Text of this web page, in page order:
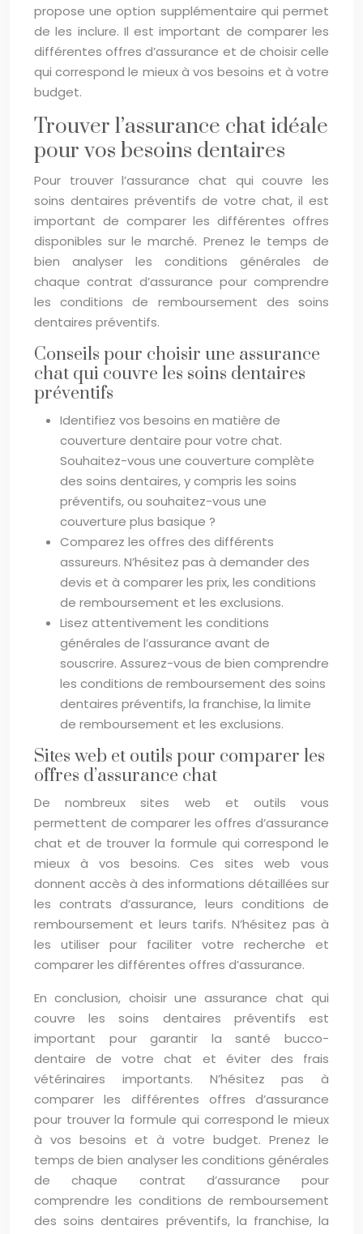
propose une option supplémentaire qui permet
de les inclure. Il est important de comparer les
différentes offres d’assurance et de choisir celle
qui correspond le mieux à vos besoins et à votre
budget.
Trouver l’assurance chat idéale
pour vos besoins dentaires
Pour trouver l’assurance chat qui couvre les
soins dentaires préventifs de votre chat, il est
important de comparer les différentes offres
disponibles sur le marché. Prenez le temps de
bien analyser les conditions générales de
chaque contrat d’assurance pour comprendre
les conditions de remboursement des soins
dentaires préventifs.
Conseils pour choisir une assurance
chat qui couvre les soins dentaires
préventifs
Identifiez vos besoins en matière de
couverture dentaire pour votre chat.
Souhaitez-vous une couverture complète
des soins dentaires, y compris les soins
préventifs, ou souhaitez-vous une
couverture plus basique ?
Comparez les offres des différents
assureurs. N’hésitez pas à demander des
devis et à comparer les prix, les conditions
de remboursement et les exclusions.
Lisez attentivement les conditions
générales de l’assurance avant de
souscrire. Assurez-vous de bien comprendre
les conditions de remboursement des soins
dentaires préventifs, la franchise, la limite
de remboursement et les exclusions.
Sites web et outils pour comparer les
offres d’assurance chat
De nombreux sites web et outils vous
permettent de comparer les offres d’assurance
chat et de trouver la formule qui correspond le
mieux à vos besoins. Ces sites web vous
donnent accès à des informations détaillées sur
les contrats d’assurance, leurs conditions de
remboursement et leurs tarifs. N’hésitez pas à
les utiliser pour faciliter votre recherche et
comparer les différentes offres d’assurance.
En conclusion, choisir une assurance chat qui
couvre les soins dentaires préventifs est
important pour garantir la santé bucco-
dentaire de votre chat et éviter des frais
vétérinaires importants. N’hésitez pas à
comparer les différentes offres d’assurance
pour trouver la formule qui correspond le mieux
à vos besoins et à votre budget. Prenez le
temps de bien analyser les conditions générales
de chaque contrat d’assurance pour
comprendre les conditions de remboursement
des soins dentaires préventifs, la franchise, la